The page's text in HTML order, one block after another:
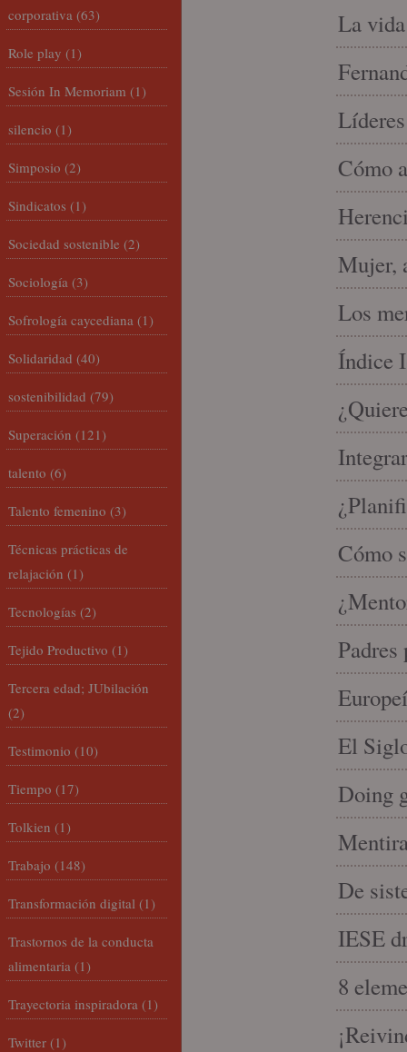
La
Cómo
Mujer,
Los
Índice
Cómo
Padres
El
Doing
De
IESE
8
corporativa (63)
Role play (1)
Sesión In Memoriam (1)
silencio (1)
Simposio (2)
Sindicatos (1)
Sociedad sostenible (2)
Sociología (3)
Sofrología caycediana (1)
Solidaridad (40)
sostenibilidad (79)
Superación (121)
talento (6)
Talento femenino (3)
Técnicas prácticas de
relajación (1)
Tecnologías (2)
Tejido Productivo (1)
Tercera edad; JUbilación
(2)
Testimonio (10)
Tiempo (17)
Tolkien (1)
Trabajo (148)
Transformación digital (1)
Trastornos de la conducta
alimentaria (1)
Trayectoria inspiradora (1)
Twitter (1)